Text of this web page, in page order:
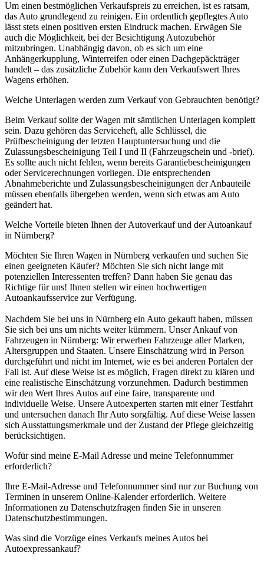
Um einen bestmöglichen Verkaufspreis zu erreichen, ist es ratsam,
das Auto grundlegend zu reinigen. Ein ordentlich gepflegtes Auto
lässt stets einen positiven ersten Eindruck machen. Erwägen Sie
auch die Möglichkeit, bei der Besichtigung Autozubehör
mitzubringen. Unabhängig davon, ob es sich um eine
Anhängerkupplung, Winterreifen oder einen Dachgepäckträger
handelt – das zusätzliche Zubehör kann den Verkaufswert Ihres
Wagens erhöhen.
Welche Unterlagen werden zum Verkauf von Gebrauchten benötigt?
Beim Verkauf sollte der Wagen mit sämtlichen Unterlagen komplett
sein. Dazu gehören das Serviceheft, alle Schlüssel, die
Prüfbescheinigung der letzten Hauptuntersuchung und die
Zulassungsbescheinigung Teil I und II (Fahrzeugschein und -brief).
Es sollte auch nicht fehlen, wenn bereits Garantiebescheinigungen
oder Servicerechnungen vorliegen. Die entsprechenden
Abnahmeberichte und Zulassungsbescheinigungen der Anbauteile
müssen ebenfalls übergeben werden, wenn sich etwas am Auto
geändert hat.
Welche Vorteile bieten Ihnen der Autoverkauf und der Autoankauf
in Nürnberg?
Möchten Sie Ihren Wagen in Nürnberg verkaufen und suchen Sie
einen geeigneten Käufer? Möchten Sie sich nicht lange mit
potenziellen Interessenten treffen? Dann haben Sie genau das
Richtige für uns! Ihnen stellen wir einen hochwertigen
Autoankaufsservice zur Verfügung.
Nachdem Sie bei uns in Nürnberg ein Auto gekauft haben, müssen
Sie sich bei uns um nichts weiter kümmern. Unser Ankauf von
Fahrzeugen in Nürnberg: Wir erwerben Fahrzeuge aller Marken,
Altersgruppen und Staaten. Unsere Einschätzung wird in Person
durchgeführt und nicht im Internet, wie es bei anderen Portalen der
Fall ist. Auf diese Weise ist es möglich, Fragen direkt zu klären und
eine realistische Einschätzung vorzunehmen. Dadurch bestimmen
wir den Wert Ihres Autos auf eine faire, transparente und
individuelle Weise. Unsere Autoexperten starten mit einer Testfahrt
und untersuchen danach Ihr Auto sorgfältig. Auf diese Weise lassen
sich Ausstattungsmerkmale und der Zustand der Pflege gleichzeitig
berücksichtigen.
Wofür sind meine E-Mail Adresse und meine Telefonnummer
erforderlich?
Ihre E-Mail-Adresse und Telefonnummer sind nur zur Buchung von
Terminen in unserem Online-Kalender erforderlich. Weitere
Informationen zu Datenschutzfragen finden Sie in unseren
Datenschutzbestimmungen.
Was sind die Vorzüge eines Verkaufs meines Autos bei
Autoexpressankauf?